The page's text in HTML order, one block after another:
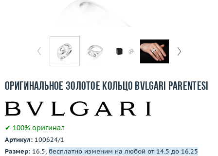
Бесплатная доставка
О компании
Заказать звонок
Оригинальное золотое кольцо Bvlgari Parentesi
✔ 100% оригинал
Артикул: 100624/1
Размер: 16.5, бесплатно изменим на любой от 14.5 до 16.25